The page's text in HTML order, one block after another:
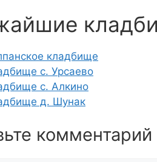
кладбище
с. Урсаево
с. Алкино
д. Шунак
комментарий